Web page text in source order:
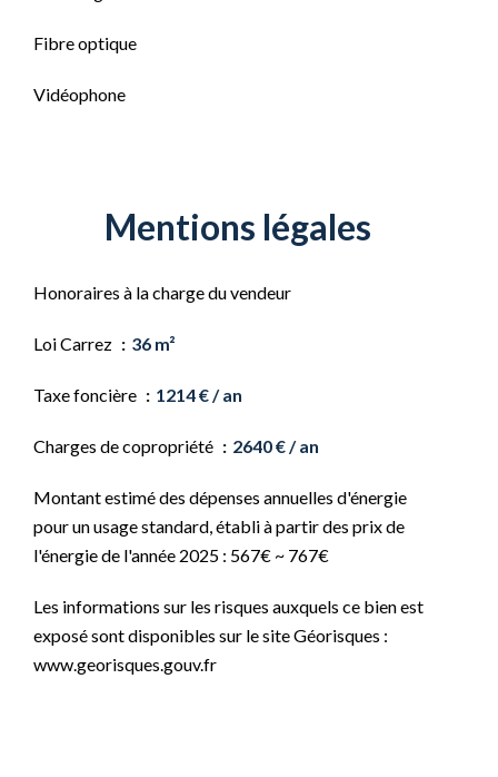
Fibre optique
Vidéophone
Mentions légales
Honoraires à la charge du vendeur
Loi Carrez 36 m²
Taxe foncière 1214 € / an
Charges de copropriété 2640 € / an
Montant estimé des dépenses annuelles d'énergie
pour un usage standard, établi à partir des prix de
l'énergie de l'année 2025 : 567€ ~ 767€
Les informations sur les risques auxquels ce bien est
exposé sont disponibles sur le site Géorisques :
www.georisques.gouv.fr